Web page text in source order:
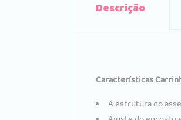
Descrição
Características
A estrutura do